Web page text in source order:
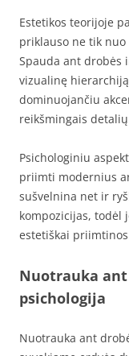
Estetikos teorijoje
priklauso ne tik
Spauda ant drobės
vizualinę
dominuojančiu
reikšmingais
Psichologiniu
priimti modernius
sušvelnina net ir
kompozicijas, todėl
estetiškai
Nuotrauka
psichologija
Nuotrauka ant